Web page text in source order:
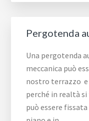
Pergotenda
Una pergotenda
meccanica può
nostro terrazzo
perché in realtà
può essere